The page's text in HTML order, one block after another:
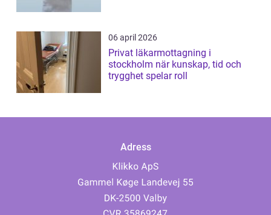
06 april 2026
Privat läkarmottagning i
stockholm när kunskap, tid och
trygghet spelar roll
Adress